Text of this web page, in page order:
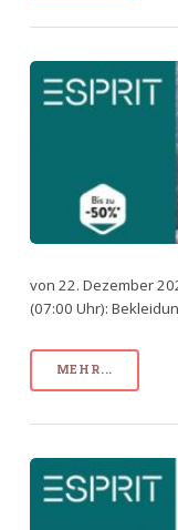
von 22. Dezember
(07:00 Uhr):
MEHR...